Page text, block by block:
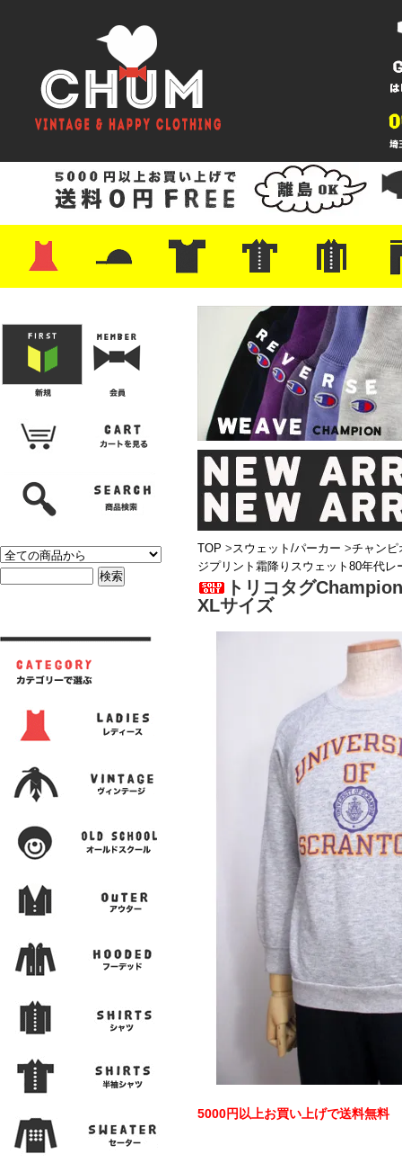
・レザーシューズ/スニーカー
・プリントTシャツ
・バンド/ツアー
・キャラクター
・Nike/adidas/スポーツ
・チャンピオン
・サーフ/スケート
・ボーダー/総柄/無地
・フットボール/リンガー
・タンクトップ/NBA・ポロシャツ
・半袖シャツ
・アロハ/サーフ/ボーリング
・ラルフ/ブランド
・無地/チェック/ストラ
・ワーク/ミリタリー/ウ
・ネル/ウール ・ショ
・アウ
・ジー
・
・ミリ
・コー
・コッ
・オー
・ジャ
ン
TOP >スウェット/パーカー >チャンピ
ジプリント霜降りスウェット80年代レ
トリコタグ
XLサイズ
5000円以上お買い上げで送料無料